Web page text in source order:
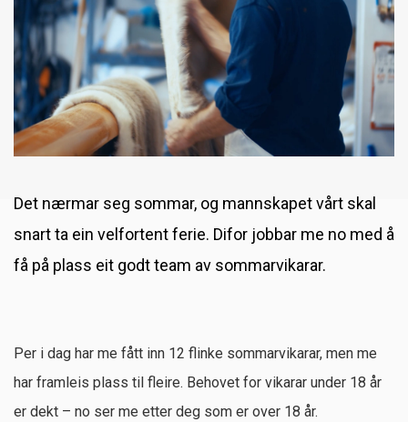
Besøk frå Fitjar Husflidslag
Sommarjobb hos oss?
Mai‑tilbod i fabrikkutsalget
Besøk hos Granberg Garveri!
Visste du at saueskinn er temperaturregulerende?
Bobilskinn frå Granberg Garveri
Visste du at me kjøper viltskinn?
[Fullt] Me har 1 ledig plass på skinnsfellkurs 13.–15. mars!
Litt ekstra kos og varme i vinterferien?
Det nærmar seg sommar, og mannskapet vårt skal
snart ta ein velfortent ferie. Difor jobbar me no med å
få på plass eit godt team av sommarvikarar.
Per i dag har me fått inn 12 flinke sommarvikarar, men me
har framleis plass til fleire. Behovet for vikarar under 18 år
er dekt – no ser me etter deg som er over 18 år.